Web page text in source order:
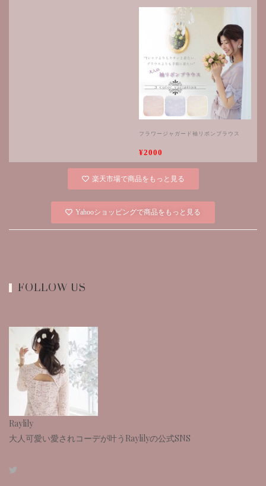
フラワージャガード袖リボンブラウス
¥2000
楽天市場で商品をもっと見る
Yahooショッピングで商品をもっと見る
FOLLOW US
Raylily
大人可愛い愛されコーデが叶うRaylilyの公式SNS